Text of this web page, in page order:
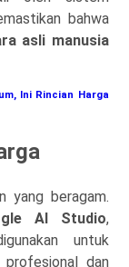
bahwa
asli manusia
Ini Rincian Harga
yang beragam.
AI Studio,
untuk
profesional dan